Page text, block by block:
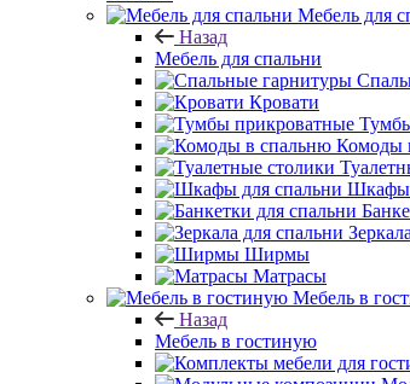
Мебель для
Назад
Мебель для спальни
Кровати
Комоды
Шкафы
Ширмы
Матрасы
Мебель в
Назад
Мебель в гостиную